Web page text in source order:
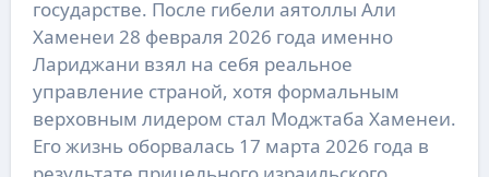
государстве. После гибели аятоллы Али
Хаменеи 28 февраля 2026 года именно
Лариджани взял на себя реальное
управление страной, хотя формальным
верховным лидером стал Моджтаба Хаменеи.
Его жизнь оборвалась 17 марта 2026 года в